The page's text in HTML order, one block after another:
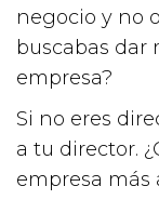
negocio y no
buscabas dar
empresa?
Si no eres
a tu director.
empresa más